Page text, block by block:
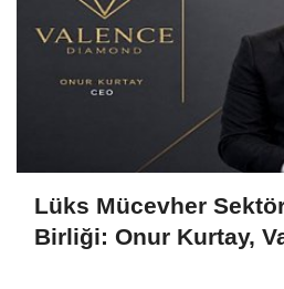
Lüks Mücevher
Birliği: Onur Kurtay,